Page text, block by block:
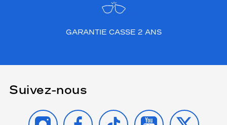
GARANTIE CASSE 2 ANS
Suivez-nous
INSTAGRAMFACEBOOK
TIKTOK YOUTUBE
X